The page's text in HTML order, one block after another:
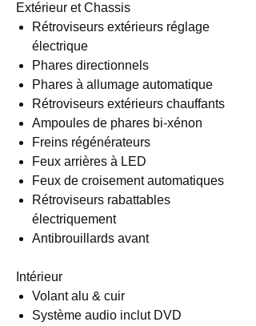
Extérieur et Chassis
Rétroviseurs extérieurs réglage
électrique
Phares directionnels
Phares à allumage automatique
Rétroviseurs extérieurs chauffants
Ampoules de phares bi-xénon
Freins régénérateurs
Feux arrières à LED
Feux de croisement automatiques
Rétroviseurs rabattables
électriquement
Antibrouillards avant
Intérieur
Volant alu & cuir
Système audio inclut DVD